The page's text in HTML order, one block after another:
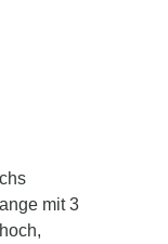
mit 3